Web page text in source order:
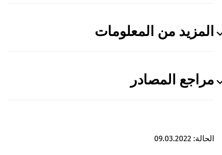
المزيد من المعلومات
مراجع المصادر
الحالة: 09.03.2022